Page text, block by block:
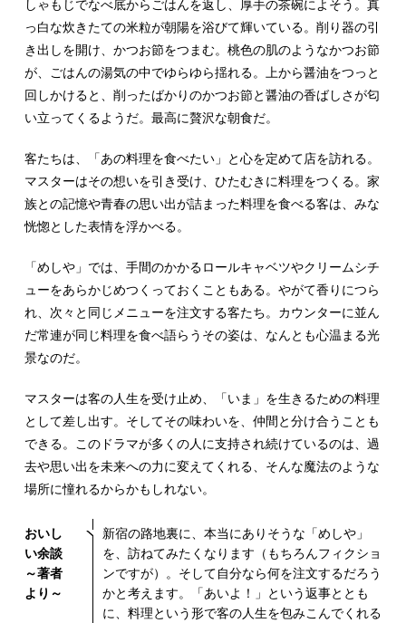
しゃもじでなべ底からごはんを返し、厚手の茶碗によそう。真
っ白な炊きたての米粒が朝陽を浴びて輝いている。削り器の引
き出しを開け、かつお節をつまむ。桃色の肌のようなかつお節
が、ごはんの湯気の中でゆらゆら揺れる。上から醤油をつっと
回しかけると、削ったばかりのかつお節と醤油の香ばしさが匂
い立ってくるようだ。最高に贅沢な朝食だ。
客たちは、「あの料理を食べたい」と心を定めて店を訪れる。
マスターはその想いを引き受け、ひたむきに料理をつくる。家
族との記憶や青春の思い出が詰まった料理を食べる客は、みな
恍惚とした表情を浮かべる。
「めしや」では、手間のかかるロールキャベツやクリームシチ
ューをあらかじめつくっておくこともある。やがて香りにつら
れ、次々と同じメニューを注文する客たち。カウンターに並ん
だ常連が同じ料理を食べ語らうその姿は、なんとも心温まる光
景なのだ。
マスターは客の人生を受け止め、「いま」を生きるための料理
として差し出す。そしてその味わいを、仲間と分け合うことも
できる。このドラマが多くの人に支持され続けているのは、過
去や思い出を未来への力に変えてくれる、そんな魔法のような
場所に憧れるからかもしれない。
おいし
い余談
～著者
より～
新宿の路地裏に、本当にありそうな「めしや」
を、訪ねてみたくなります（もちろんフィクショ
ンですが）。そして自分なら何を注文するだろう
かと考えます。「あいよ！」という返事ととも
に、料理という形で客の人生を包みこんでくれる